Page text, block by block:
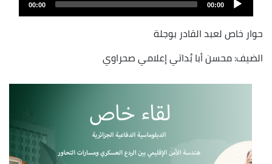
00:00
00:00
حوار خاص لعبد القادر بوجلة
الضيف: محسن أبا بُداتي إعلامي صحراوي